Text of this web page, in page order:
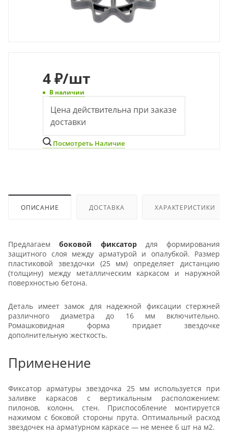
4₽/шт
В наличии
Цена действительна при заказе
доставки
Посмотреть Наличие
ОПИСАНИЕ ДОСТАВКА ХАРАКТЕРИСТИКИ
Предлагаембоковой фиксатордля формирования
защитного слоя между арматурой и опалубкой. Размер
пластиковой звездочки (25 мм) определяет дистанцию
(толщину) между металлическим каркасом и наружной
поверхностью бетона.
Деталь имеет замок для надежной фиксации стержней
различного диаметра до 16 мм включительно.
Ромашковидная форма придает звездочке
дополнительную жесткость.
Применение
Фиксатор арматуры звездочка 25 мм используется при
заливке каркасов с вертикальным расположением:
пилонов, колонн, стен. Приспособление монтируется
нажимом с боковой стороны прута. Оптимальный расход
звездочек на арматурном каркасе — не менее 6 шт на м2.